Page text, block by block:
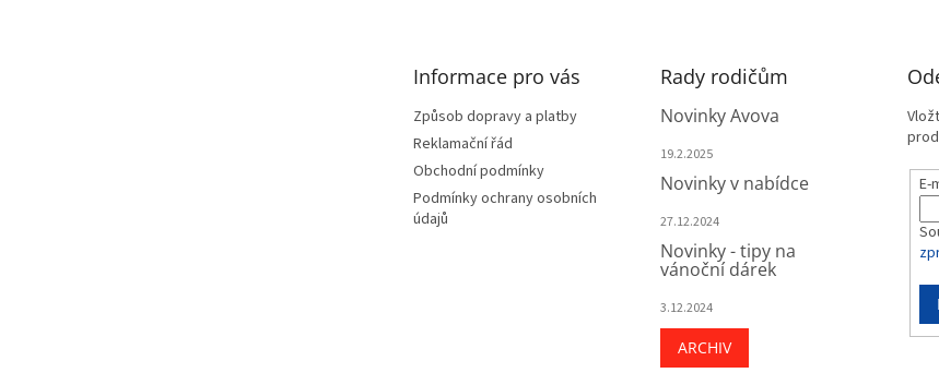
Informace pro vás
Způsob dopravy a platby
Reklamační řád
Obchodní podmínky
Podmínky ochrany osobních
údajů
Rady rodičům
Novinky Avova
19.2.2025
Novinky v nabídce
27.12.2024
Novinky - tipy na
vánoční dárek
3.12.2024
ARCHIV
E-